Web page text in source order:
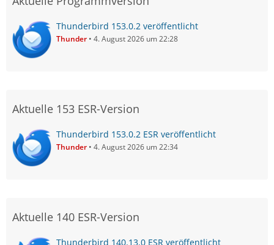
Thunderbird 153.0.2 veröffentlicht
Thunder 4. August 2026 um 22:28
Aktuelle 153 ESR-Version
Thunderbird 153.0.2 ESR veröffentlicht
Thunder 4. August 2026 um 22:34
Aktuelle 140 ESR-Version
Thunderbird 140.13.0 ESR veröffentlicht